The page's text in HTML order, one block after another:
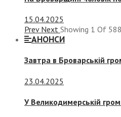
15.04.2025
Prev Next Showing 1 Of 588
АНОНСИ
Завтра в Броварській
23.04.2025
У Великодимерській